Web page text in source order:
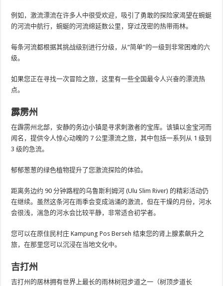
例如，激流漂流在许多人中很受欢迎，吸引了勇敢的探险家渴望在蜿蜒
的河流中航行，蜿蜒的河流绵延数公里，穿过茂密的热带雨林。
每条河流都根据其挑战级别进行分级，从“简单”的一级到非常困难的六
级。
如果您正在寻找一次冒险之旅，这里有一些全国最令人兴奋的漂流热
点。
霹雳州
在霹雳州北部，安静的务边小镇是寻求刺激者的宝库。该镇以金宝河而
闻名，提供令人惊心动魄的 7 公里漂流之旅，其中包括一系列从 1 级到
3 级的急流。
郁郁葱葱的绿色植物提升了您激流探险的体验。
距离务边约 90 分钟路程的乌鲁斯利姆河 (Ulu Slim River) 的精彩活动仍
在继续。虽然这条河在雨季会变成汹涌的激流，但在干燥的月份，河水
会很浅，湍急的河水会比较平静，非常适合初学者。
您可以在原住民村庄 Kampung Pos Berseh 结束您的肾上腺素飙升之
旅，在那里您可以沉浸在当地文化中。
吉打州
吉打州的居林拥有世界上最长的雨林树冠步道之一（树顶步道长